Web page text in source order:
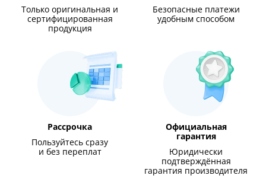
Только оригинальная и
сертифицированная
продукция
Безопасные платежи
удобным способом
Рассрочка
Пользуйтесь сразу
и без переплат
Официальная
гарантия
Юридически
подтверждённая
гарантия производителя